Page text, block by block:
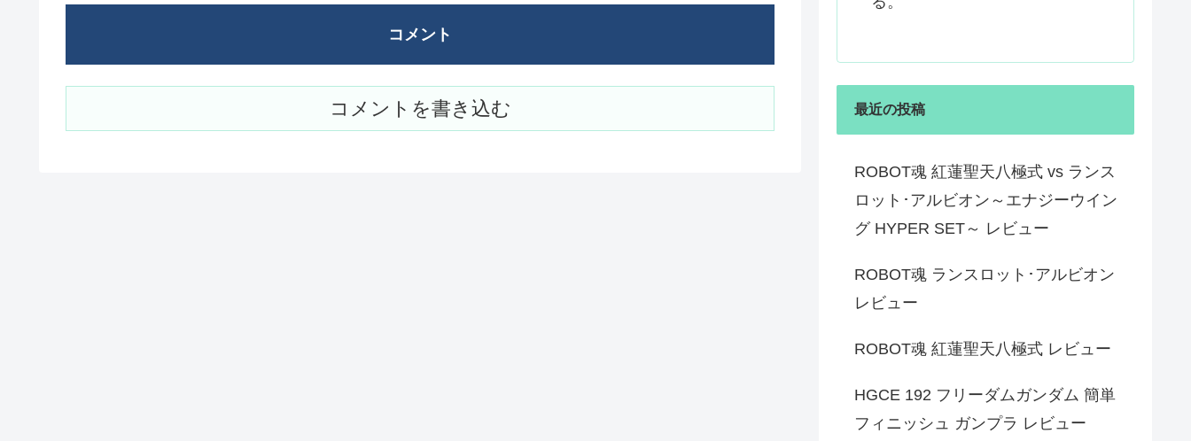
コメント
コメントを書き込む 最近の投稿
ROBOT魂 紅蓮聖天八極式 vs ランス
ロット･アルビオン～エナジーウイン
グ HYPER SET～ レビュー
ROBOT魂 ランスロット･アルビオン
レビュー
ROBOT魂 紅蓮聖天八極式 レビュー
HGCE 192 フリーダムガンダム 簡単
フィニッシュ ガンプラ レビュー